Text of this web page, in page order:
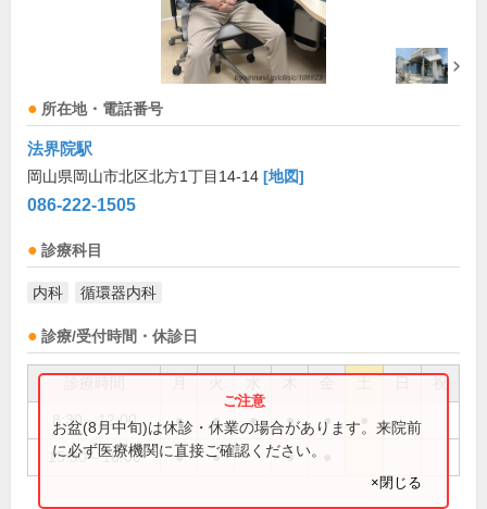
所在地・電話番号
法界院駅
岡山県岡山市北区北方1丁目14-14 [地図]
086-222-1505
診療科目
内科 循環器内科
診療/受付時間・休診日
祝
8:30～12:00 ● ● ● ● ●
15:30～18:00 ● ● ●
お盆(8月中旬)は休診・休業の場合があります。来院前
に必ず医療機関に直接ご確認ください。
×閉じる